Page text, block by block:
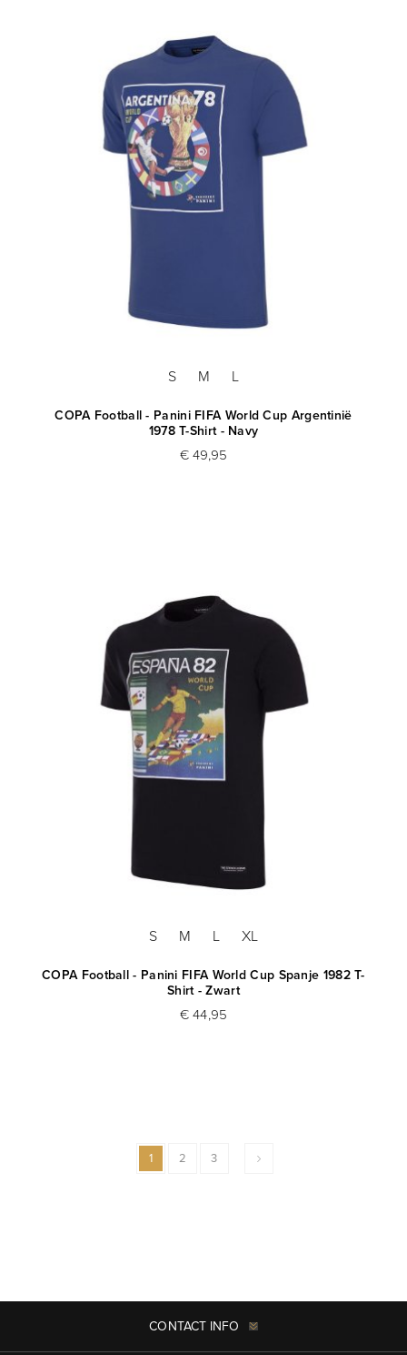
S M L
COPA Football - Panini FIFA World Cup Argentinië
1978 T-Shirt - Navy
€ 49,95
S M L XL
COPA Football - Panini FIFA World Cup Spanje 1982 T-
Shirt - Zwart
€ 44,95
1 2 3
CONTACT INFO